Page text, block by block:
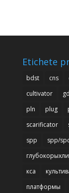
Etichete
bdst cns
cultivator
gd
pln
plug
scarificator
spp
spp/
кса
платформы